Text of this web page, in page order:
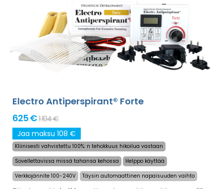
liikahikoilu päässä, otsassa, vatsassa, selässä, pakaroissa,
rinnassa ja muissa vartalonosissa voidaan hoitaa
onnistuneesti pitkäksi aikaa.Rahat takaisin -takuu
tyytymättömyyden varalta ja ilmainen express-
toimitus maailmanlaajuisesti!
Electro Antiperspirant® Forte
625 €1 104 €
Jaa maksu 108 €
Kliinisesti vahvistettu 100%: n tehokkuus hikoilua vastaan
Sovellettavissa missä tahansa kehossa
Helppo käyttää
Verkkojännite 100-240V
Täysin automaattinen napaisuuden vaihto